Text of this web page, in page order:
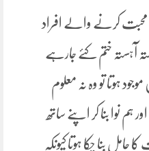
کرنے والے افراد
آہستہ ختم کئے جارہے
ہوتا تو وہ نہ معلوم
ہم نوا بنا کر اپنے ساتھ
بنا چکا ہوتا کیونکہ